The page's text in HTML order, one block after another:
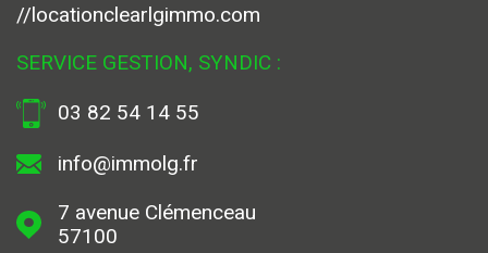
//locationclearlgimmo.com
SERVICE GESTION, SYNDIC :
03 82 54 14 55
info@immolg.fr
7 avenue Clémenceau
57100